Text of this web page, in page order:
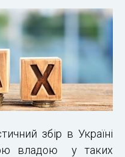
збір в Україні
владою у таких